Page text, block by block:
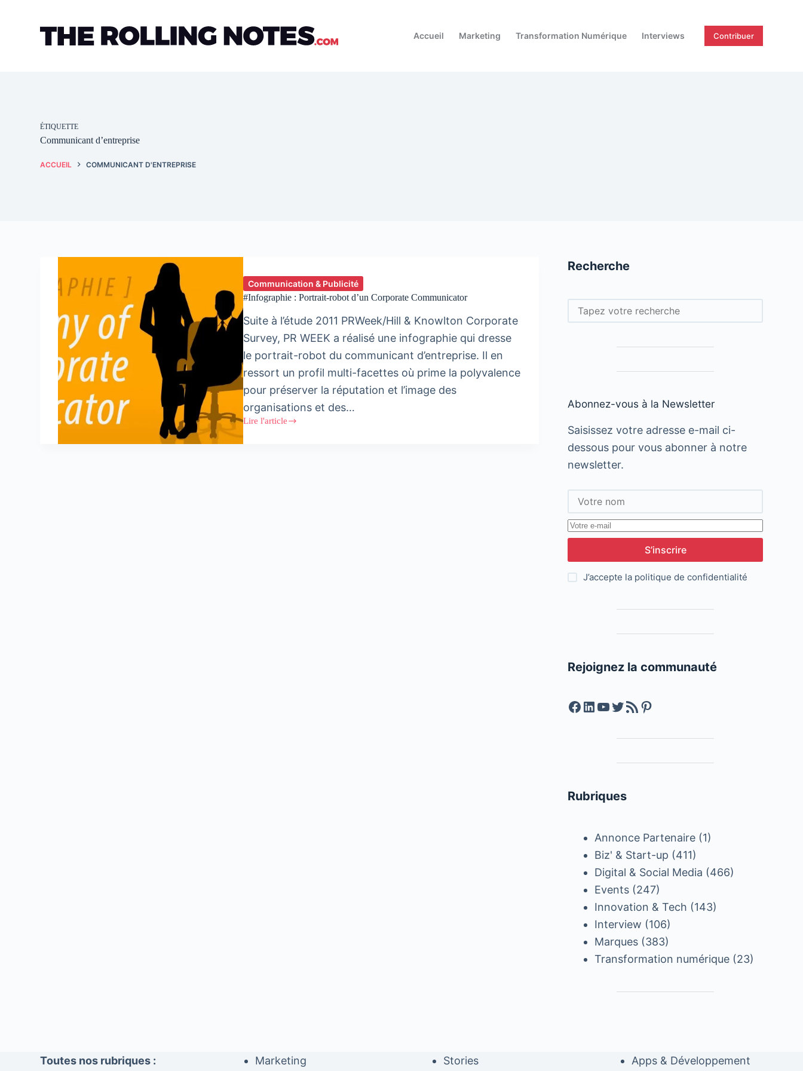
Accueil
Marketing Transformation Numérique Interviews Contribuer
ÉTIQUETTE
Communicant d’entreprise
ACCUEIL COMMUNICANT D'ENTREPRISE
Communication & Publicité
#Infographie : Portrait-robot d’un Corporate Communicator
Suite à l’étude 2011 PRWeek/Hill & Knowlton Corporate
Survey, PR WEEK a réalisé une infographie qui dresse
le portrait-robot du communicant d’entreprise. Il en
ressort un profil multi-facettes où prime la polyvalence
pour préserver la réputation et l’image des
organisations et des…
Lire l'article
#Infographie
:
Portrait-
Recherche
Rechercher
Abonnez-vous à la Newsletter
Saisissez votre adresse e-mail ci-
dessous pour vous abonner à notre
newsletter.
S’inscrire
J’accepte la politique de confidentialité
Rejoignez la communauté
Facebook
LinkedIn
YouTube
Twitter
Feed RSSPinterest
Rubriques
Annonce Partenaire (1)
Biz' & Start-up (411)
Digital & Social Media (466)
Events (247)
Innovation & Tech (143)
Interview (106)
Marques (383)
Transformation numérique (23)
Toutes nos rubriques : Marketing Stories Apps & Développement